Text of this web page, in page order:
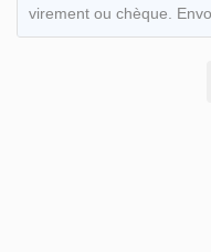
virement ou chèque.